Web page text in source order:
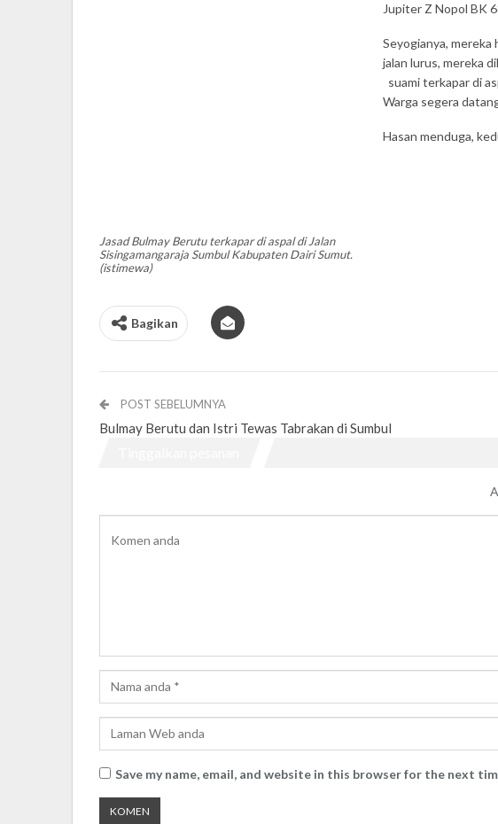
Jasad Bulmay Berutu terkapar di aspal di Jalan
Sisingamangaraja Sumbul Kabupaten Dairi Sumut.
(istimewa)
Jupiter Z Nopol BK
Seyogianya,
jalan lurus, mereka
suami terkapar di
Warga segera
Hasan menduga,
Bagikan
POST SEBELUMNYA
Bulmay Berutu dan Istri Tewas Tabrakan di Sumbul
Save my name, email, and website in this browser for the next